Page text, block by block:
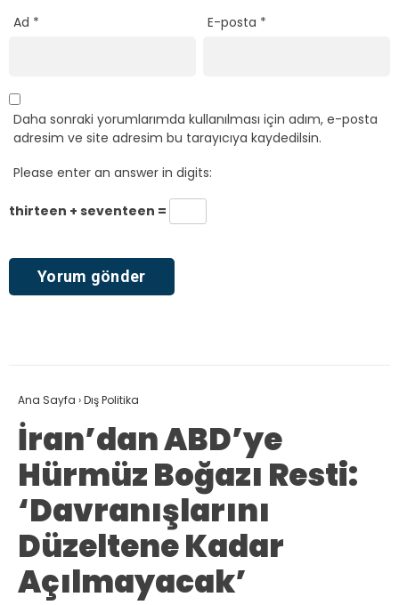
Ad * E-posta *
Daha sonraki yorumlarımda kullanılması için adım, e-posta
adresim ve site adresim bu tarayıcıya kaydedilsin.
Please enter an answer in digits:
thirteen + seventeen =
Ana Sayfa ›Dış Politika
İran’dan ABD’ye
Hürmüz Boğazı Resti:
‘Davranışlarını
Düzeltene Kadar
Açılmayacak’